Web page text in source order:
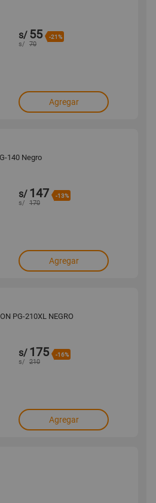
s/ 55 -21%
s/ 70
Agregar
140 Negro
s/ 147 -13%
s/ 170
Agregar
PG-210XL NEGRO
s/ 175 -16%
s/ 210
Agregar